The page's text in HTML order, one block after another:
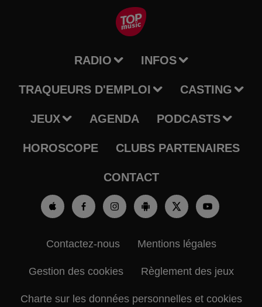
RADIO INFOS
TRAQUEURS D'EMPLOI CASTING
JEUX AGENDA PODCASTS
HOROSCOPE CLUBS PARTENAIRES
CONTACT
Contactez-nous Mentions légales
Gestion des cookies Règlement des jeux
Charte sur les données personnelles et cookies